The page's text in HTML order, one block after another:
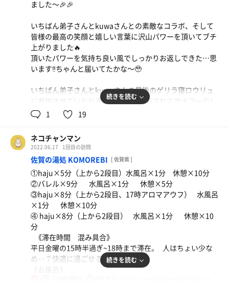
ました〜🎉🎉
いちばん弟子さんとkuwaさんとの素敵なコラボ、そして
皆様の最高の笑顔と嬉しい言葉に沢山パワーを頂いてブチ
上がりました🔥
頂いたパワーを気持ち良い風でしっかりお返しできた…思
います‼︎ちゃんと届いてたかな〜🥹
いちばん弟子さんとkuwaさんの最後のゲリラ寝ロウリュ
に参加させていただき、心身ともに癒されてサイコーの1
日になりました🌿
続きを読む
1 19
ネコチャンマン
2022.06.17 1回目の訪問
佐賀の湯処 KOMOREBI [ 佐賀県 ]
①haju×5分（上から2段目）水風呂×1分 休憩×10分
②バレル×9分 水風呂×1分 休憩×5分
③haju×8分（上から2段目、17時アロマアウフ） 水風呂
×1分 休憩×10分
④ haju×8分（上から2段目） 水風呂×1分 休憩×10
分
《滞在時間 混み具合》
平日金曜の15時半過ぎ~18時まで滞在。 人はちょい少な
め…？快適に過ごせる状況でした。
《お風呂》
続きを読む